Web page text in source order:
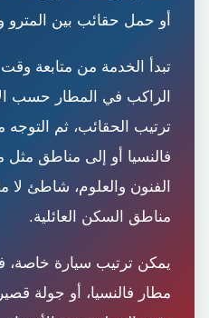
أو حمل حقائب بين المترو
تبدأ الخدمة من متابعة
الراكب في المطار حسب
ترتيب الحقائب، ثم
فالنسيا أو إلى مناطق مثل
الفنون والعلوم، شاطئ لا
مناطق السكن العائلية.
يمكن ترتيب سيارة خاصة،
مطار فالنسيا، أو جولة